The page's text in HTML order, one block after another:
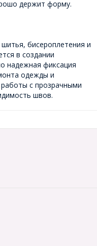
держит форму.
бисероплетения и
в создании
надежная фиксация
одежды и
работы с прозрачными
швов.